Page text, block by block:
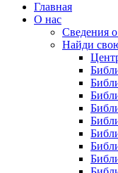
Главная
О нас
Сведения
Найди